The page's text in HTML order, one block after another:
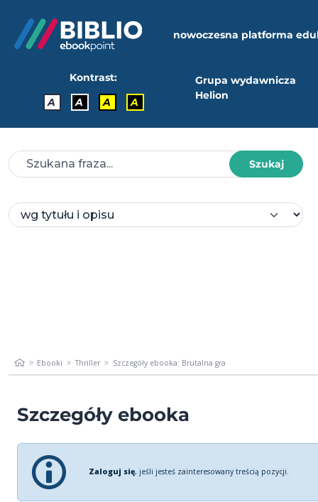
nowoczesna platforma
Kontrast:
A
A A A
Grupa wydawnicza
Helion
Szukaj
Ebooki Thriller Szczegóły ebooka: Brutalna gra
Szczegóły ebooka
Zaloguj się, jeśli jesteś zainteresowany treścią pozycji.